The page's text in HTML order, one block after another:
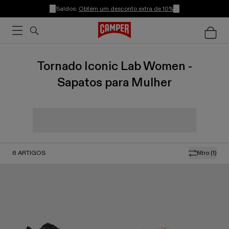
Saldos: Obtém um desconto extra de 10%
Tornado Iconic Lab Women -
Sapatos para Mulher
filtro (1)
6 ARTIGOS